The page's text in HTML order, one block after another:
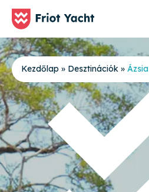
Kezdőlap » Desztinációk » Ázsia